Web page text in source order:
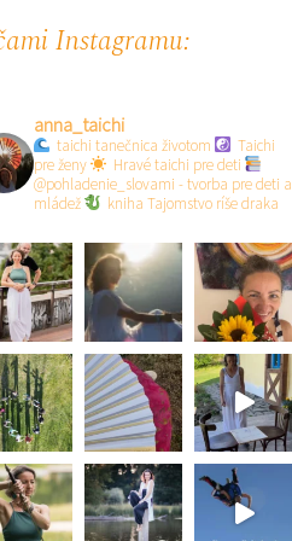
Instagramu:
anna_taichi
taichi tanečnica životom
Taichi
pre ženy
Hravé taichi pre deti
@pohladenie_slovami - tvorba pre deti a
mládež
kniha Tajomstvo ríše draka